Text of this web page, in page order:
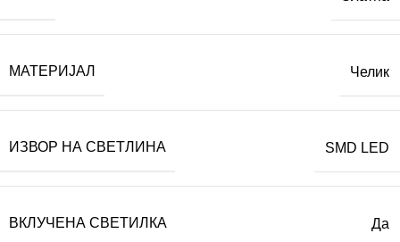
МАТЕРИЈАЛ Челик
ИЗВОР НА СВЕТЛИНА SMD LED
ВКЛУЧЕНА СВЕТИЛКА Да